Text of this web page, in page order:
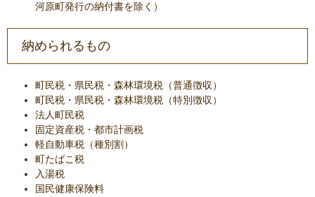
河原町発行の納付書を除く）
納められるもの
町民税・県民税・森林環境税（普通徴収）
町民税・県民税・森林環境税（特別徴収）
法人町民税
固定資産税・都市計画税
軽自動車税（種別割）
町たばこ税
入湯税
国民健康保険料